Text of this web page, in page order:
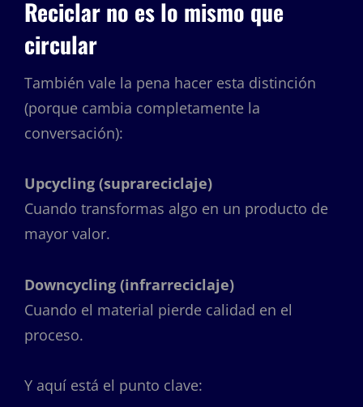
Reciclar no es lo mismo que
circular
También vale la pena hacer esta distinción
(porque cambia completamente la
conversación):
Upcycling (suprareciclaje)
Cuando transformas algo en un producto de
mayor valor.
Downcycling (infrarreciclaje)
Cuando el material pierde calidad en el
proceso.
Y aquí está el punto clave: